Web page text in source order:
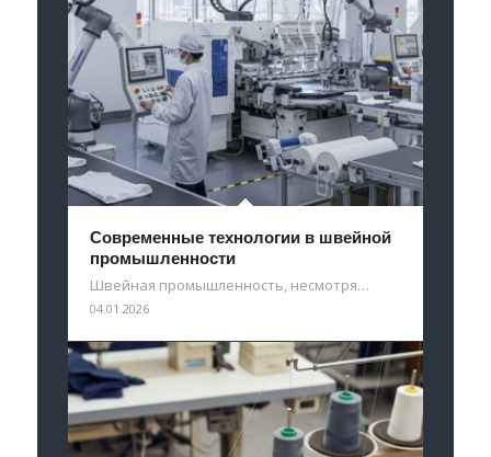
Современные технологии в швейной
промышленности
Швейная промышленность, несмотря…
04.01.2026